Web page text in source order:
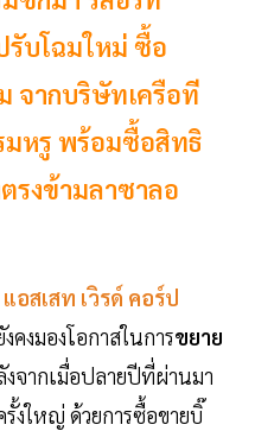
บโฉมใหม่ ซื้อ
จากบริษัทเครือที
หรู พร้อมซื้อสิทธิ
งข้ามลาซาลอ
แอสเสท เวิรด์ คอร์ป
งคงมองโอกาสในการขยาย
งจากเมื่อปลายปีที่ผ่านมา
รั้งใหญ่ ด้วยการซื้อขายบิ๊